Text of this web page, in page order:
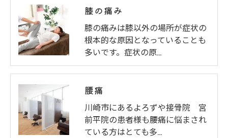
膝の痛み
膝の痛みは膝以外の場所が症状の
根本的な原因となっていることも
多いです。症状の原…
腰痛
川崎市にあるよろずや接骨院 宮
前平院の患者様も腰痛に悩まされ
ている方はとても多…